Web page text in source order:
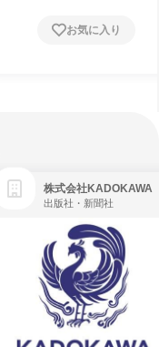
お気に入り
株式会社KADOKAWA
出版社・新聞社